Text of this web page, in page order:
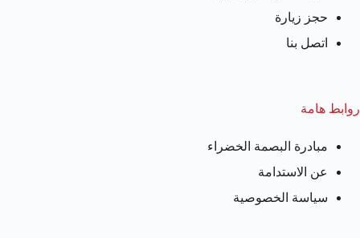
حجز زيارة
اتصل بنا
روابط هامة
مبادرة البصمة الخضراء
عن الاستدامة
سياسة الخصوصية